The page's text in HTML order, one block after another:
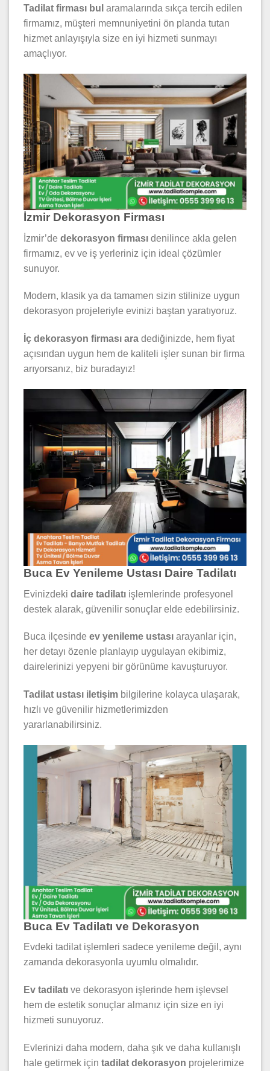
Tadilat firması bul aramalarında sıkça tercih edilen
firmamız, müşteri memnuniyetini ön planda tutan
hizmet anlayışıyla size en iyi hizmeti sunmayı
amaçlıyor.
İzmir Dekorasyon Firması
İzmir’de dekorasyon firması denilince akla gelen
firmamız, ev ve iş yerleriniz için ideal çözümler
sunuyor.
Modern, klasik ya da tamamen sizin stilinize uygun
dekorasyon projeleriyle evinizi baştan yaratıyoruz.
ç dekorasyon firması ara dediğinizde, hem fiyat
açısından uygun hem de kaliteli işler sunan bir firma
arıyorsanız, biz buradayız!
Buca Ev Yenileme Ustası Daire Tadilatı
Evinizdeki daire tadilatı işlemlerinde profesyonel
destek alarak, güvenilir sonuçlar elde edebilirsiniz.
Buca ilçesinde ev yenileme ustası arayanlar için,
her detayı özenle planlayıp uygulayan ekibimiz,
dairelerinizi yepyeni bir görünüme kavuşturuyor.
Tadilat ustası iletişim bilgilerine kolayca ulaşarak,
hızlı ve güvenilir hizmetlerimizden
yararlanabilirsiniz.
Buca Ev Tadilatı ve Dekorasyon
Evdeki tadilat işlemleri sadece yenileme değil, aynı
zamanda dekorasyonla uyumlu olmalıdır.
Ev tadilatı ve dekorasyon işlerinde hem işlevsel
hem de estetik sonuçlar almanız için size en iyi
hizmeti sunuyoruz.
Evlerinizi daha modern, daha şık ve daha kullanışlı
hale getirmek için tadilat dekorasyon projelerimize